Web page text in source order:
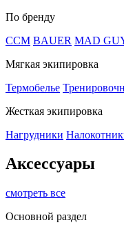
По бренду
CCM BAUER MAD
Мягкая экипировка
Термобелье
Жесткая экипировка
Нагрудники
Аксессуары
смотреть все
Основной раздел